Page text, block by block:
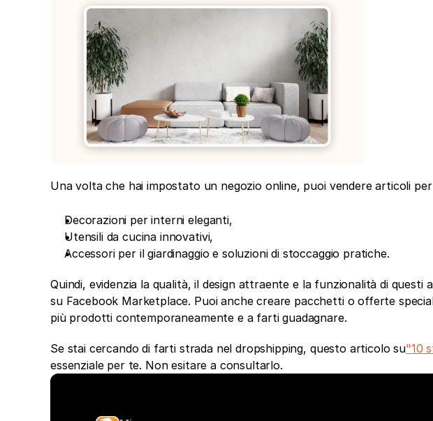
Una volta che hai impostato un negozio online, puoi vendere articoli per
Decorazioni per interni eleganti,
Utensili da cucina innovativi,
Accessori per il giardinaggio e soluzioni di stoccaggio pratiche.
Quindi, evidenzia la qualità, il design attraente e la funzionalità di
su Facebook Marketplace. Puoi anche creare pacchetti o offerte
più prodotti contemporaneamente e a farti guadagnare.
Se stai cercando di farti strada nel dropshipping, questo articolo su"10
essenziale per te. Non esitare a consultarlo.